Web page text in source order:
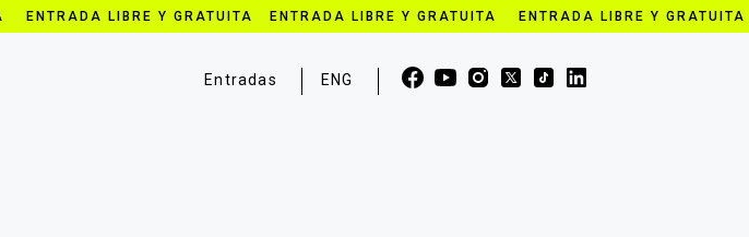
LIBRE Y GRATUITA ENTRADA LIBRE Y GRATUITA ENTRADA LIBRE Y GRATUITA
Entradas ENG